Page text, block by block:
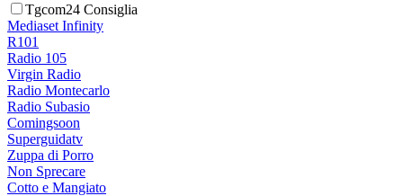
Tgcom24 Consiglia
Mediaset Infinity
R101
Radio 105
Virgin Radio
Radio Montecarlo
Radio Subasio
Comingsoon
Superguidatv
Zuppa di Porro
Non Sprecare
Cotto e Mangiato